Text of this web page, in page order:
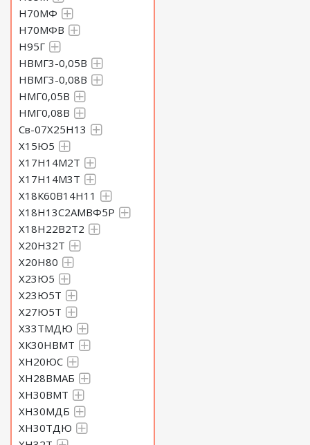
Н70МФ
Н70МФВ
Н95Г
НВМГ3-0,05В
НВМГ3-0,08В
НМГ0,05В
НМГ0,08В
Св-07Х25Н13
Х15Ю5
Х17Н14М2Т
Х17Н14М3Т
Х18К60В14Н11
Х18Н13С2АМВФ5Р
Х18Н22В2Т2
Х20Н32Т
Х20Н80
Х23Ю5
Х23Ю5Т
Х27Ю5Т
Х33ТМДЮ
ХК30НВМТ
ХН20ЮС
ХН28ВМАБ
ХН30ВМТ
ХН30МДБ
ХН30ТДЮ